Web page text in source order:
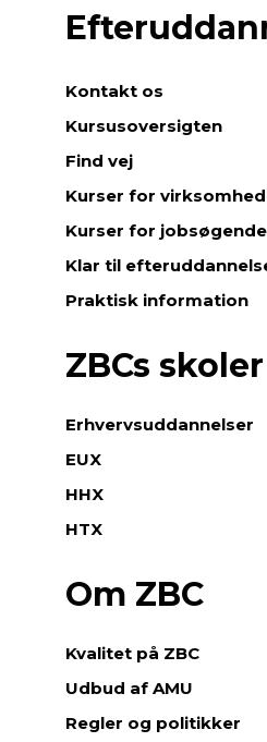
Kontakt os
Kursusoversigten
Find vej
Kurser for
Kurser for jobsøgende
Klar til
Praktisk information
ZBCs skoler
Erhvervsuddannelser
EUX
HHX
HTX
Om ZBC
Kvalitet på ZBC
Udbud af AMU
Regler og politikker